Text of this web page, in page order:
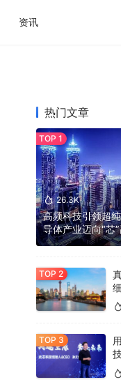
资讯
热门文章
26.3K
高频科技引领超
导体产业迈向“芯